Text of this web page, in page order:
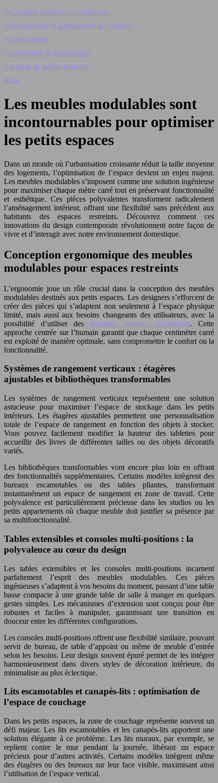
Décoration intérieure et extérieure
Aménagement et optimisation de l’espace
Achat et vente
Construction et financement
Location de petites maisons
Blog
Les meubles modulables sont
incontournables pour optimiser
les petits espaces
Dans un monde où l’urbanisation croissante réduit la taille moyenne
des logements, l’optimisation de l’espace devient un enjeu majeur.
Les meubles modulables s’imposent comme une solution ingénieuse
pour maximiser chaque mètre carré tout en préservant fonctionnalité
et esthétique. Ces pièces polyvalentes transforment radicalement
l’aménagement intérieur, offrant une flexibilité sans précédent aux
habitants des espaces restreints. Découvrez comment ces
innovations du design contemporain révolutionnent notre façon de
vivre et d’interagir avec notre environnement domestique.
Conception ergonomique des meubles
modulables pour espaces restreints
L’ergonomie joue un rôle crucial dans la conception des meubles
modulables destinés aux petits espaces. Les designers s’efforcent de
créer des pièces qui s’adaptent non seulement à l’espace physique
limité, mais aussi aux besoins changeants des utilisateurs, avec la
possibilité d’utiliser des peintures isolantes thermiques. Cette
approche centrée sur l’humain garantit que chaque centimètre carré
est exploité de manière optimale, sans compromettre le confort ou la
fonctionnalité.
Systèmes de rangement verticaux : étagères
ajustables et bibliothèques transformables
Les systèmes de rangement verticaux représentent une solution
astucieuse pour maximiser l’espace de stockage dans les petits
intérieurs. Les étagères ajustables permettent une personnalisation
totale de l’espace de rangement en fonction des objets à stocker.
Vous pouvez facilement modifier la hauteur des tablettes pour
accueillir des livres de différentes tailles ou des objets décoratifs
variés.
Les bibliothèques transformables vont encore plus loin en offrant
des fonctionnalités supplémentaires. Certains modèles intègrent des
bureaux escamotables ou des tables pliantes, transformant
instantanément un espace de rangement en zone de travail. Cette
polyvalence est particulièrement précieuse dans les studios ou les
petits appartements où chaque meuble doit justifier sa présence par
sa multifonctionnalité.
Tables extensibles et consoles multi-positions : la
polyvalence au cœur du design
Les tables extensibles et les consoles multi-positions incarnent
parfaitement l’esprit des meubles modulables. Ces pièces
ingénieuses s’adaptent à vos besoins du moment, passant d’une table
basse compacte à une grande table de salle à manger en quelques
gestes simples. Les mécanismes d’extension sont conçus pour être
robustes et faciles à manipuler, garantissant une transition en
douceur entre les différentes configurations.
Les consoles multi-positions offrent une flexibilité similaire, pouvant
servir de bureau, de table d’appoint ou même de meuble d’entrée
selon les besoins. Leur design souvent épuré permet de les intégrer
harmonieusement dans divers styles de décoration intérieure, du
minimaliste au plus éclectique.
Lits escamotables et canapés-lits : optimisation de
l’espace de couchage
Dans les petits espaces, la zone de couchage représente souvent un
défi majeur. Les lits escamotables et les canapés-lits apportent une
solution élégante à ce problème. Les lits muraux, par exemple, se
replient contre le mur pendant la journée, libérant un espace
précieux pour d’autres activités. Certains modèles intègrent même
des étagères ou des bureaux sur leur face visible, maximisant ainsi
l’utilisation de l’espace vertical.